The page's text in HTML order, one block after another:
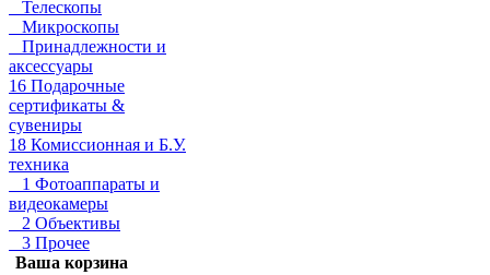
Телескопы
Микроскопы
Принадлежности и
аксессуары
16 Подарочные
сертификаты &
сувениры
18 Комиссионная и Б.У.
техника
1 Фотоаппараты и
видеокамеры
2 Объективы
3 Прочее
Ваша корзина